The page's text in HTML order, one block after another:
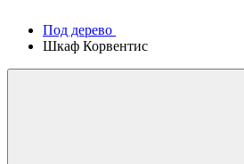
Под дерево
Шкаф Корвентис